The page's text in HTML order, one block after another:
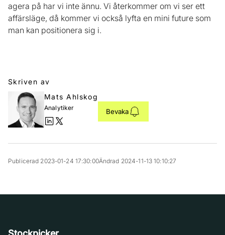
agera på har vi inte ännu. Vi återkommer om vi ser ett
affärsläge, då kommer vi också lyfta en mini future som
man kan positionera sig i.
Skriven av
Mats Ahlskog
Analytiker Bevaka
Publicerad 2023-01-24 17:30:00Ändrad 2024-11-13 10:10:27